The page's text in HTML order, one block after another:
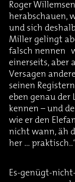
Roger
herabschauen,
und sich
Miller gelingt
falsch nennen
einerseits, aber
Versagen
seinen
eben genau der
kennen – und
wie er den
nicht wann, äh
her …
Es-genügt-